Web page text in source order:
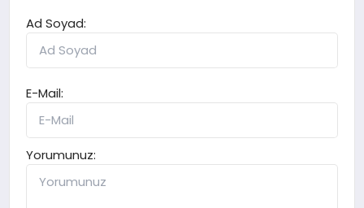
Ad Soyad:
E-Mail:
Yorumunuz: